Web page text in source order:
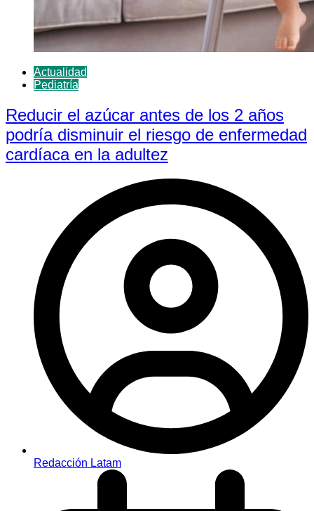
Actualidad
Pediatría
Reducir el azúcar antes de los 2 años
podría disminuir el riesgo de enfermedad
cardíaca en la adultez
Redacción Latam